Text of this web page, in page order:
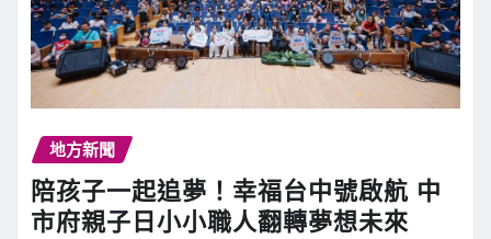
地方新聞
陪孩子一起追夢！幸福台中號啟航 中
市府親子日小小職人翻轉夢想未來